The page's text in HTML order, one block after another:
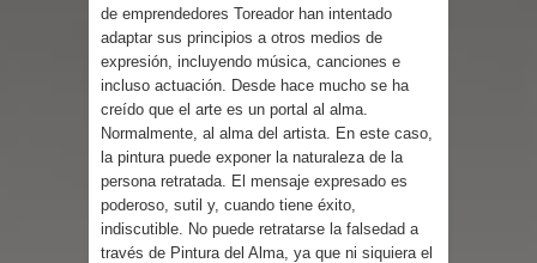
de emprendedores Toreador han intentado
adaptar sus principios a otros medios de
expresión, incluyendo música, canciones e
incluso actuación. Desde hace mucho se ha
creído que el arte es un portal al alma.
Normalmente, al alma del artista. En este caso,
la pintura puede exponer la naturaleza de la
persona retratada. El mensaje expresado es
poderoso, sutil y, cuando tiene éxito,
indiscutible. No puede retratarse la falsedad a
través de Pintura del Alma, ya que ni siquiera el